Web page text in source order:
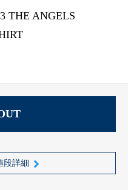
THE ANGELS
段詳細